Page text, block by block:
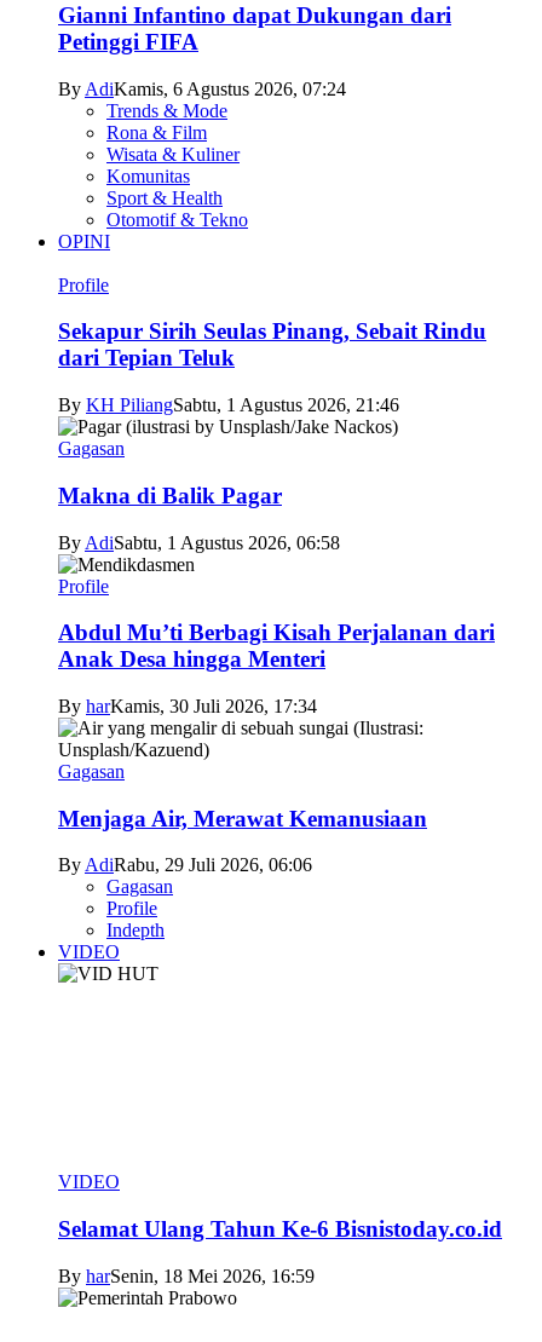
Gianni Infantino dapat Dukungan dari
Petinggi FIFA
By AdiKamis, 6 Agustus 2026, 07:24
Trends & Mode
Rona & Film
Wisata & Kuliner
Komunitas
Sport & Health
Otomotif & Tekno
OPINI
Profile
Sekapur Sirih Seulas Pinang, Sebait Rindu
dari Tepian Teluk
By KH PiliangSabtu, 1 Agustus 2026, 21:46
Gagasan
Makna di Balik Pagar
By AdiSabtu, 1 Agustus 2026, 06:58
Profile
Abdul Mu’ti Berbagi Kisah Perjalanan dari
Anak Desa hingga Menteri
By harKamis, 30 Juli 2026, 17:34
Gagasan
Menjaga Air, Merawat Kemanusiaan
ByAdiRabu, 29 Juli 2026, 06:06
Gagasan
Profile
Indepth
VIDEO
VIDEO
Selamat Ulang Tahun Ke-6 Bisnistoday.co.id
By harSenin, 18 Mei 2026, 16:59